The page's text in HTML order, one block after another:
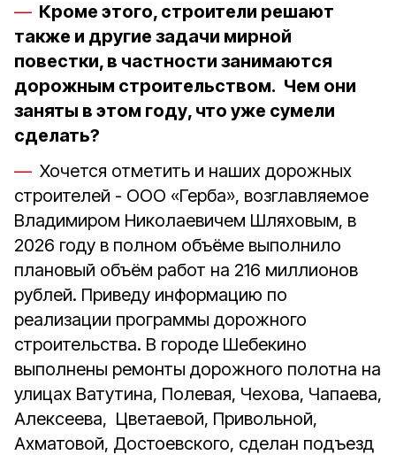
Кроме этого, строители решают
также и другие задачи мирной
повестки, в частности занимаются
дорожным строительством. Чем они
заняты в этом году, что уже сумели
сделать?
Хочется отметить и наших дорожных
строителей - ООО «Герба», возглавляемое
Владимиром Николаевичем Шляховым, в
2026 году в полном объёме выполнило
плановый объём работ на 216 миллионов
рублей. Приведу информацию по
реализации программы дорожного
строительства. В городе Шебекино
выполнены ремонты дорожного полотна на
улицах Ватутина, Полевая, Чехова, Чапаева,
Алексеева, Цветаевой, Привольной,
Ахматовой, Достоевского, сделан подъезд